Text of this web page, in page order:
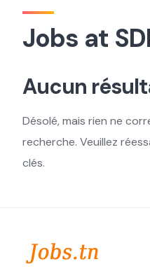
Jobs at
Aucun
Désolé, mais rien ne
recherche. Veuillez
clés.